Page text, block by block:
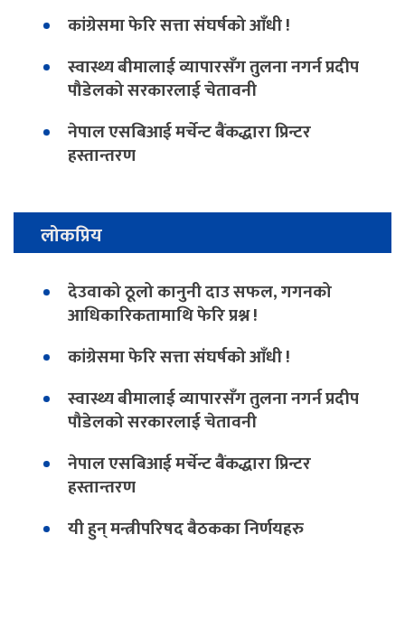
कांग्रेसमा फेरि सत्ता संघर्षको आँधी !
स्वास्थ्य बीमालाई व्यापारसँग तुलना नगर्न प्रदीप
पौडेलको सरकारलाई चेतावनी
नेपाल एसबिआई मर्चेन्ट बैंकद्धारा प्रिन्टर
हस्तान्तरण
लोकप्रिय
देउवाको ठूलो कानुनी दाउ सफल, गगनको
आधिकारिकतामाथि फेरि प्रश्न !
कांग्रेसमा फेरि सत्ता संघर्षको आँधी !
स्वास्थ्य बीमालाई व्यापारसँग तुलना नगर्न प्रदीप
पौडेलको सरकारलाई चेतावनी
नेपाल एसबिआई मर्चेन्ट बैंकद्धारा प्रिन्टर
हस्तान्तरण
यी हुन् मन्त्रीपरिषद बैठकका निर्णयहरु